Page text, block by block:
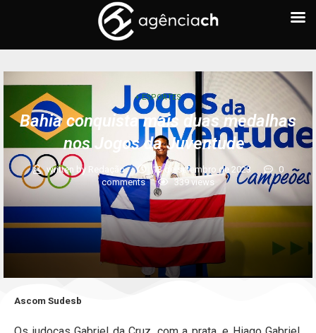
+ ESPORTES
Bahia conquista mais duas medalhas
nos Jogos da Juventude
written by Redação 13 de setembro de 2023
0
comments
339views
Ascom Sudesb